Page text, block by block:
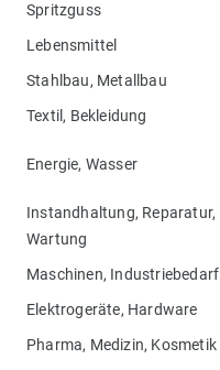
Spritzguss
Lebensmittel
Stahlbau, Metallbau
Textil, Bekleidung
Energie, Wasser
Instandhaltung, Reparatur,
Wartung
Maschinen, Industriebedarf
Elektrogeräte, Hardware
Pharma, Medizin, Kosmetik